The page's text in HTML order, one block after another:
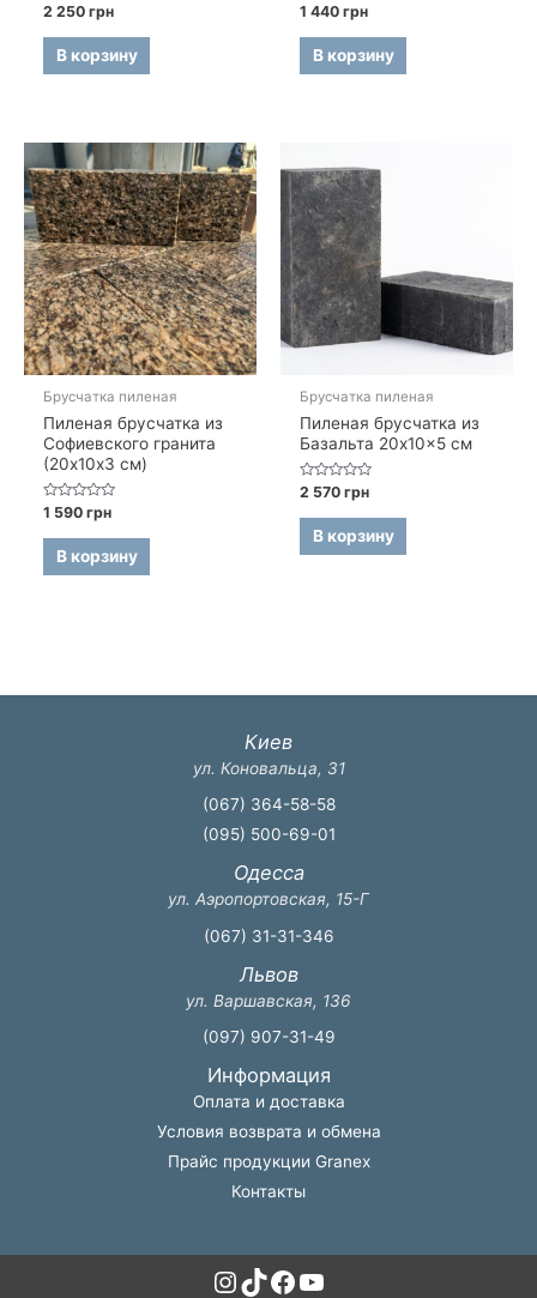
Оценка
0
из
2 250грн
В корзину
Оценка
0
из
1 440грн
В корзину
Брусчатка пиленая
Пиленая брусчатка из
Софиевского гранита
(20х10х3 см)
Оценка
из
1 590грн
В корзину
Брусчатка пиленая
Пиленая брусчатка из
Базальта 20x10x5 см
Оценка
из
2 570грн
В корзину
Киев
ул. Коновальца, 31
(067) 364-58-58
(095) 500-69-01
Одесса
ул. Аэропортовская, 15-Г
(067) 31-31-346
Львов
ул. Варшавская, 136
(097) 907-31-49
Информация
Оплата и доставка
Условия возврата и обмена
Прайс продукции Granex
Контакты
Instagram
TikTok
Facebook
YouTube